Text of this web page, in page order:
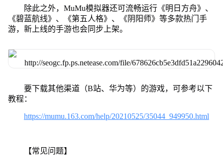
除此之外，MuMu模拟器还可流畅运行《明日方舟》、
《碧蓝航线》、《第五人格》、《阴阳师》等多款热门手
游，新上线的手游也会同步上架。
要下载其他渠道（B站、华为等）的游戏，可参考以下
教程：
https://mumu.163.com/help/20210525/35044_949950.html
【常见问题】